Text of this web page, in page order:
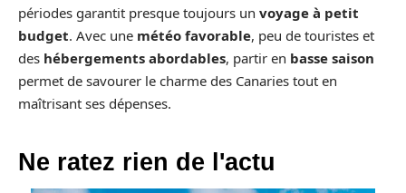
périodes garantit presque toujours un voyage à petit
budget. Avec une météo favorable, peu de touristes et
des hébergements abordables, partir en basse saison
permet de savourer le charme des Canaries tout en
maîtrisant ses dépenses.
Ne ratez rien de l'actu